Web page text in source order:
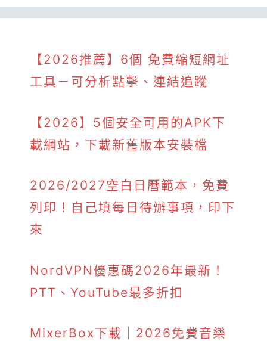
【2026推薦】6個 免費縮短網址
工具－可分析點擊、連結追蹤
【2026】5個安全可用的APK下
載網站，下載新舊版本安裝檔
2026/2027空白日曆範本，免費
列印！自己填每日待辦事項，印下
來
NordVPN優惠碼2026年最新！
PTT、YouTube最多折扣
MixerBox下載｜2026免費音樂